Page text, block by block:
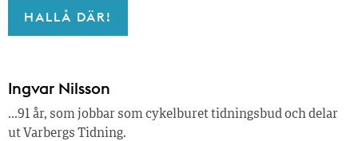
HALLÅ DÄR!
Ingvar Nilsson
…91 år, som jobbar som cykelburet tidningsbud och delar
ut Varbergs Tidning.